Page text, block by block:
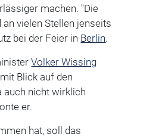
machen. "Die
vielen Stellen jenseits
bei der Feier in Berlin.
Volker Wissing
Blick auf den
auch nicht wirklich
er.
hat, soll das